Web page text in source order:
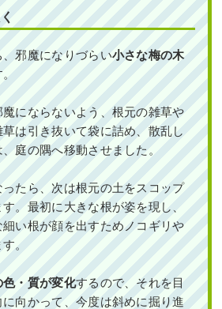
邪魔になりづらい小さな梅の木
にならないよう、根元の雑草や
は引き抜いて袋に詰め、散乱し
庭の隅へ移動させました。
たら、次は根元の土をスコップ
。最初に大きな根が姿を現し、
い根が顔を出すためノコギリや
。
色・質が変化するので、それを目
向かって、今度は斜めに掘り進